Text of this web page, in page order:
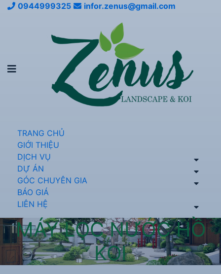
0944999325 infor.zenus@gmail.com
TRANG CHỦ
GIỚI THIỆU
DỊCH VỤ
DỰ ÁN
GÓC CHUYÊN GIA
BÁO GIÁ
LIÊN HỆ
MÁY LỌC NƯỚC HỒ
KOI